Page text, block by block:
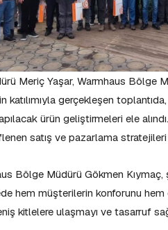
Meriç Yaşar, Warmhaus Bölge
katılımıyla gerçekleşen
ürün geliştirmeleri ele
satış ve pazarlama
Bölge Müdürü Gökmen
hem müşterilerin konforunu hem
kitlelere ulaşmayı ve tasarruf